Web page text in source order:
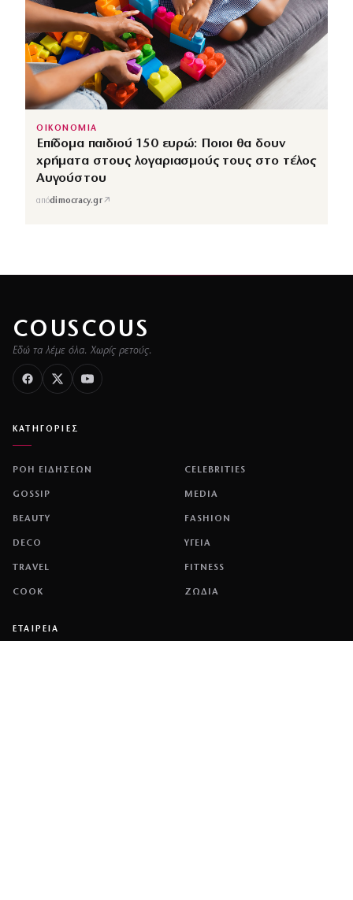
ΟΙΚΟΝΟΜΙΑ
Επίδομα παιδιού 150 ευρώ: Ποιοι θα δουν
χρήματα στους λογαριασμούς τους στο τέλος
Αυγούστου
απόdimocracy.gr↗
COUSCOUS
Εδώ τα λέμε όλα. Χωρίς ρετούς.
ΚΑΤΗΓΟΡΙΕΣ
ΡΟΗ ΕΙΔΗΣΕΩΝ CELEBRITIES
GOSSIP MEDIA
BEAUTY FASHION
DECO ΥΓΕΙΑ
TRAVEL FITNESS
COOK ΖΩΔΙΑ
ΕΤΑΙΡΕΙΑ